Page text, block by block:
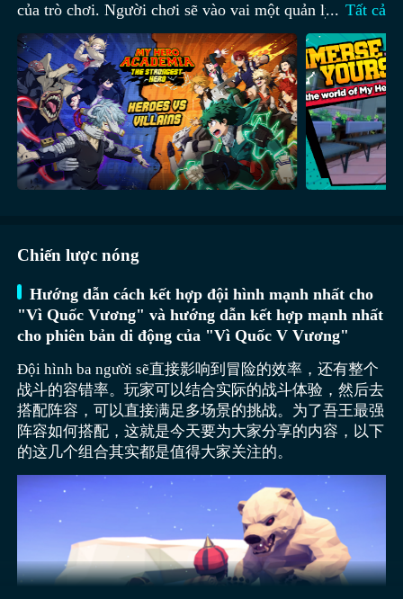
của trò chơi. Người chơi sẽ vào vai một quản lý văn
phòng, huấn luyện các anh hùng dưới quyền. Các nhân
vật từ nguyên tác như "Izuku Midoriya", "Katsuki
Bakugo", "Shoto Todoroki" đều xuất hiện trong game.
Ngay cả những nhân vật cấp thấp cũng có thể nâng cấp
lên cấp cao bằng cách sử dụng mảnh ghép, bất kỳ nhân
vật nào cũng có cơ hội trở thành anh hùng mạnh nhất.
Cách chơi không chỉ đơn giản là chiến thuật theo lượt,
mà còn đòi hỏi kỹ năng điều khiển. Tuân thủ nguyên
tác, mỗi anh hùng đều sở hữu siêu năng lực "Quirk"
của anh hùng để phát động chiêu thức và giành chiến
truyền hình, tái hiện lại những cảnh quen thuộc từ
nguyên tác. Trò chơi có bản đồ mở 3D, ngoài cốt
truyện chính, người chơi còn có thể khám phá bản đồ,
tìm kiếm nhiệm vụ phụ, thu thập trứng Phục sinh, trải
nghiệm cuộc sống hàng ngày của các anh hùng.】【My
Hero Academia: Strongest Hero là game hành động 3D
miễn phí được chuyển thể từ anime My Hero
Academia, đã ra mắt các phiên bản Android và iOS.
Trò chơi có tùy chọn lồng tiếng Nhật hoặc tiếng Anh,
đi kèm phụ đề tiếng Anh. Đây là phiên bản tiếng Anh
của trò chơi. Người chơi sẽ vào vai một quản lý văn
phòng, huấn luyện các anh hùng dưới quyền. Các nhân
vật từ nguyên tác như "Izuku Midoriya", "Katsuki
Bakugo", "Shoto Todoroki" đều xuất hiện trong game.
Ngay cả những nhân vật cấp thấp cũng có thể nâng cấp
... Tất cả
Chiến lược nóng
Hướng dẫn cách kết hợp đội hình mạnh nhất cho
"Vì Quốc Vương" và hướng dẫn kết hợp mạnh nhất
cho phiên bản di động của "Vì Quốc V Vương"
Đội hình ba người sẽ直接影响到冒险的效率，还有整个
战斗的容错率。玩家可以结合实际的战斗体验，然后去
搭配阵容，可以直接满足多场景的挑战。为了吾王最强
阵容如何搭配，这就是今天要为大家分享的内容，以下
的这几个组合其实都是值得大家关注的。